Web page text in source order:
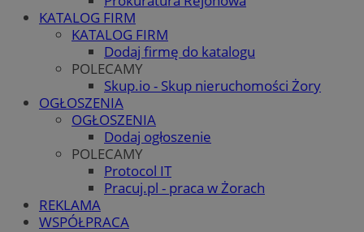
KATALOG FIRM
KATALOG FIRM
Dodaj firmę do katalogu
POLECAMY
Skup.io - Skup nieruchomości Żory
OGŁOSZENIA
OGŁOSZENIA
Dodaj ogłoszenie
POLECAMY
Protocol IT
Pracuj.pl - praca w Żorach
REKLAMA
WSPÓŁPRACA